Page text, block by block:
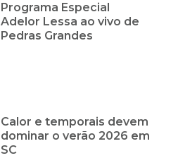
Programa Especial
Adelor Lessa ao vivo de
Pedras Grandes
Calor e temporais devem
dominar o verão 2026 em
SC